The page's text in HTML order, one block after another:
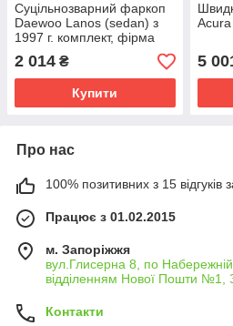
Суцільнозварний фаркоп
Daewoo Lanos (sedan) з
1997 г. комплект, фірма
Vastol
2 014 ₴
Купити
5
Про нас
100% позитивних з 15 відгуків
Працює з 01.02.2015
м. Запоріжжя
вул.Глисерна 8, по Набережній
відділенням Нової Пошти №1,
Контакти